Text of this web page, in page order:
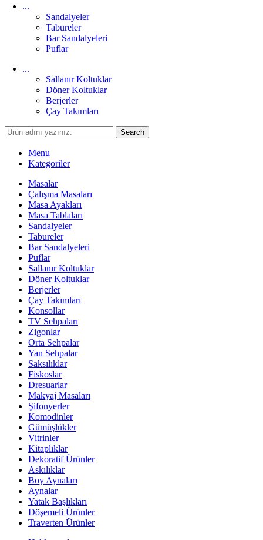
...
Sandalyeler
Tabureler
Bar Sandalyeleri
Puflar
...
Sallanır Koltuklar
Döner Koltuklar
Berjerler
Çay Takımları
Search
Menu
Kategoriler
Masalar
Çalışma Masaları
Masa Ayakları
Masa Tablaları
Sandalyeler
Tabureler
Bar Sandalyeleri
Puflar
Sallanır Koltuklar
Döner Koltuklar
Berjerler
Çay Takımları
Konsollar
TV Sehpaları
Zigonlar
Orta Sehpalar
Yan Sehpalar
Saksılıklar
Fiskoslar
Dresuarlar
Makyaj Masaları
Şifonyerler
Komodinler
Gümüşlükler
Vitrinler
Kitaplıklar
Dekoratif Ürünler
Askılıklar
Boy Aynaları
Aynalar
Yatak Başlıkları
Döşemeli Ürünler
Traverten Ürünler